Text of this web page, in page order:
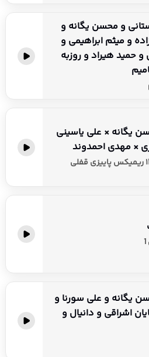
و محسن یگانه و
و میثم ابراهیمی و
و حمید هیراد و روزبه
یگانه × علی یاسینی
× مهدی احمدوند
یگانه و علی سورنا و
اشراقی و دانیال و